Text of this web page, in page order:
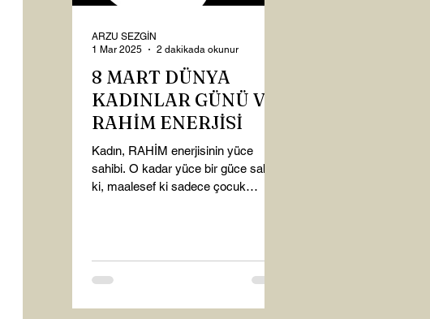
8 MART DÜNYA
KADINLAR GÜNÜ VE
RAHİM ENERJİSİ
Kadın, RAHİM enerjisinin yüce
sahibi. O kadar yüce bir güce sahip
ki, maalesef ki sadece çocuk
ARZU SEZGİN
1 Mar 2025
2 dakikada okunur